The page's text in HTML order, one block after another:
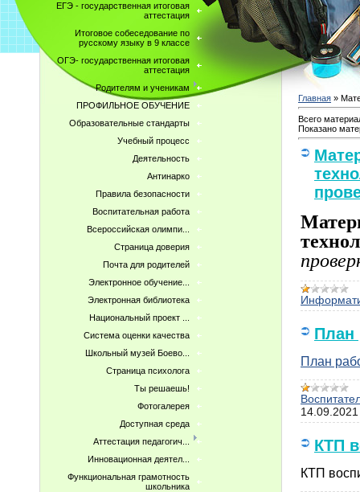
ЕГЭ - государственная итоговая
аттестация
Итоговое собеседование по
русскому языку в 9 классе
ОГЭ- государственная итоговая
аттестация
Родителям и ученикам
ПРОФИЛЬНОЕ ОБУЧЕНИЕ
Образовательные стандарты
Учебный процесс
Деятельность
Антинарко
Правила безопасности
Воспитательная работа
Всероссийская олимпи...
Страница доверия
Почта для родителей
Электронное обучение...
Электронная библиотека
Национальный проект ...
Система оценки качества
Школьный музей Боево...
Страница психолога
Ты решаешь!
Фотогалерея
Доступная среда
Аттестация педагогич...
Инновационная деятел...
Функциональная грамотность
школьника
Главная »
Всего
Показано
План
План
14.09.2021
КТП
КТП